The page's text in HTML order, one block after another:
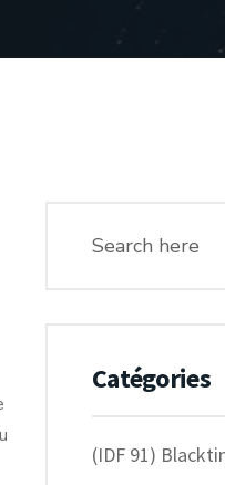
Catégories
(IDF 91)